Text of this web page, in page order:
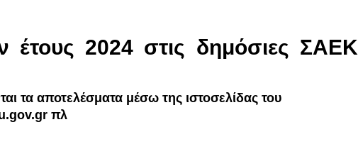
έτους 2024 στις δημόσιες ΣΑΕΚ
τα αποτελέσματα μέσω της ιστοσελίδας του
πλ